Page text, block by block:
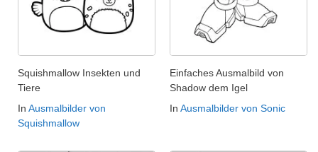
Squishmallow Insekten und
Tiere
In Ausmalbilder von
Squishmallow
Einfaches Ausmalbild von
Shadow dem Igel
In Ausmalbilder von Sonic